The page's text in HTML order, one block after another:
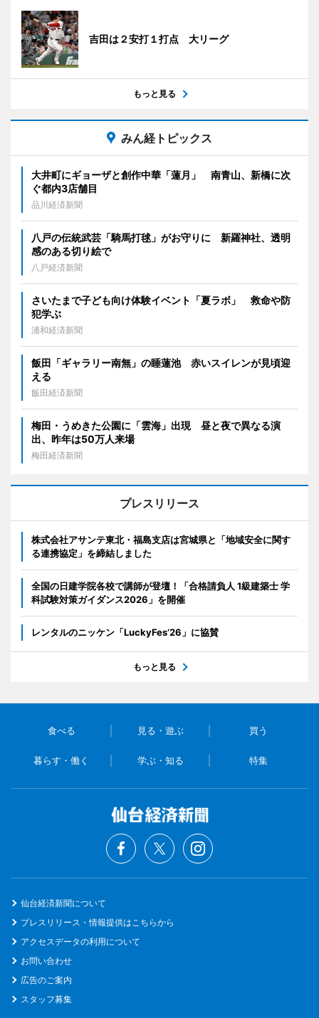
吉田は２安打１打点 大リーグ
もっと見る
みん経トピックス
大井町にギョーザと創作中華「蓮月」 南青山、新橋に次
ぐ都内3店舗目
品川経済新聞
八戸の伝統武芸「騎馬打毬」がお守りに 新羅神社、透明
感のある切り絵で
八戸経済新聞
さいたまで子ども向け体験イベント「夏ラボ」 救命や防
犯学ぶ
浦和経済新聞
飯田「ギャラリー南無」の睡蓮池 赤いスイレンが見頃迎
える
飯田経済新聞
梅田・うめきた公園に「雲海」出現 昼と夜で異なる演
出、昨年は50万人来場
梅田経済新聞
プレスリリース
株式会社アサンテ東北・福島支店は宮城県と「地域安全に関す
る連携協定」を締結しました
全国の日建学院各校で講師が登壇！「合格請負人 1級建築士 学
科試験対策ガイダンス2026」を開催
レンタルのニッケン「LuckyFes’26」に協賛
もっと見る
食べる 見る・遊ぶ 買う
暮らす・働く 学ぶ・知る 特集
仙台経済新聞について
プレスリリース・情報提供はこちらから
アクセスデータの利用について
お問い合わせ
広告のご案内
スタッフ募集